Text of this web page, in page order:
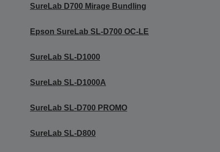
SureLab D700 Mirage Bundling
Epson SureLab SL-D700 OC-LE
SureLab SL-D1000
SureLab SL-D1000A
SureLab SL-D700 PROMO
SureLab SL-D800